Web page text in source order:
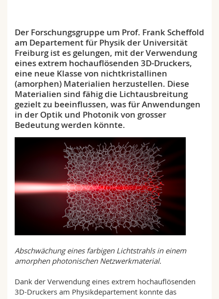
Interfakultär
Doktorierende
Vorlesungsverzeichnis
MyUnifr
Der Forschungsgruppe um Prof. Frank Scheffold
am Departement für Physik der Universität
Freiburg ist es gelungen, mit der Verwendung
eines extrem hochauflösenden 3D-Druckers,
eine neue Klasse von nichtkristallinen
(amorphen) Materialien herzustellen. Diese
Materialien sind fähig die Lichtausbreitung
gezielt zu beeinflussen, was für Anwendungen
in der Optik und Photonik von grosser
Bedeutung werden könnte.
Abschwächung eines farbigen Lichtstrahls in einem
amorphen photonischen Netzwerkmaterial.
Dank der Verwendung eines extrem hochauflösenden
3D-Druckers am Physikdepartement konnte das